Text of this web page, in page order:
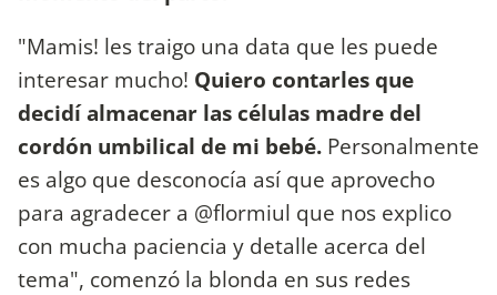
"Mamis! les traigo una data que les puede
interesar mucho! Quiero contarles que
decidí almacenar las células madre del
cordón umbilical de mi bebé. Personalmente
es algo que desconocía así que aprovecho
para agradecer a @flormiul que nos explico
con mucha paciencia y detalle acerca del
tema", comenzó la blonda en sus redes